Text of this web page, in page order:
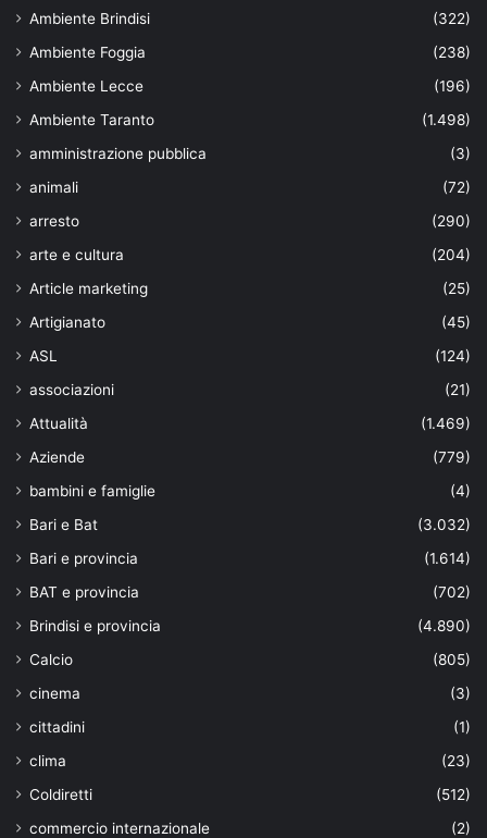
Ambiente Brindisi
(322)
Ambiente Foggia
(238)
Ambiente Lecce
(196)
Ambiente Taranto
(1.498)
amministrazione pubblica
(3)
animali
(72)
arresto
(290)
arte e cultura
(204)
Article marketing
(25)
Artigianato
(45)
ASL
(124)
associazioni
(21)
Attualità
(1.469)
Aziende
(779)
bambini e famiglie
(4)
Bari e Bat
(3.032)
Bari e provincia
(1.614)
BAT e provincia
(702)
Brindisi e provincia
(4.890)
Calcio
(805)
cinema
(3)
cittadini
(1)
clima
(23)
Coldiretti
(512)
commercio internazionale
(2)